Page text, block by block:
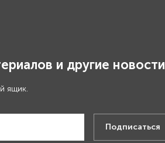
и другие новости
ящик.
Подписаться